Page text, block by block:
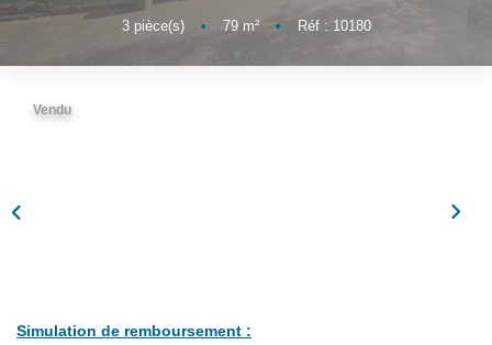
ADMINISTRATION DE BIENS
Gestion
3pièce(s) • 79m² • Réf : 10180
Vendu
Simulation de remboursement :